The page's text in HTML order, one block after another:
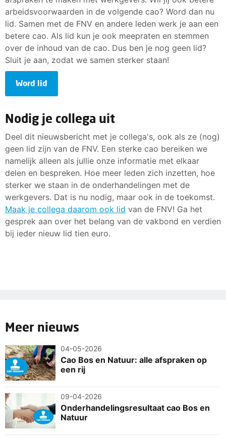
arbeidsvoorwaarden in de volgende cao? Word dan nu
lid. Samen met de FNV en andere leden werk je aan een
betere cao. Als lid kun je ook meepraten en stemmen
over de inhoud van de cao. Dus ben je nog geen lid?
Sluit je aan, zodat we samen sterker staan!
Word lid
Nodig je collega uit
Deel dit nieuwsbericht met je collega's, ook als ze (nog)
geen lid zijn van de FNV. Een sterke cao bereiken we
namelijk alleen als jullie onze informatie met elkaar
delen en bespreken. Hoe meer leden zich inzetten, hoe
sterker we staan in de onderhandelingen met de
werkgevers. Dat is nu nodig, maar ook in de toekomst.
Maak je collega daarom ook lid van de FNV! Ga het
gesprek aan over het belang van de vakbond en verdien
bij ieder nieuw lid tien euro.
Meer nieuws
04-05-2026
Cao Bos en Natuur: alle afspraken op
een rij
09-04-2026
Onderhandelingsresultaat cao Bos en
Natuur